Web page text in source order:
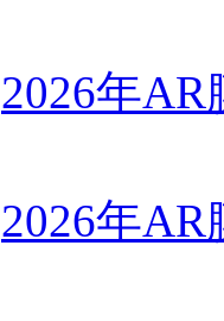
2026年
2026年